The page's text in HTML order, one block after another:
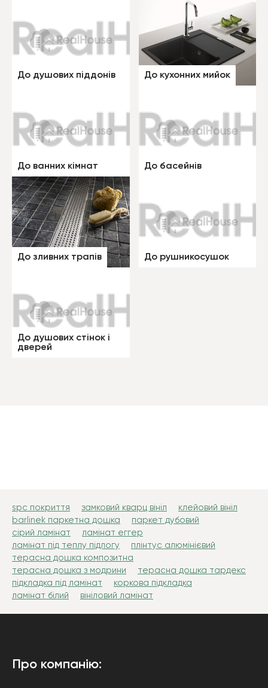
До душових піддонів До кухонних мийок
До ванних кімнат До басейнів
До зливних трапів До рушникосушок
До душових стінок і
дверей
spc покриття замковий кварц вініл
клейовий вініл
barlinek паркетна дошка
паркет дубовий
сірий ламінат
ламінат еггер
ламінат під теплу підлогу
плінтус алюмінієвий
терасна дошка композитна
терасна дошка з модрини
терасна дошка тардекс
підкладка під ламінат
коркова підкладка
ламінат білий
вініловий ламінат
Про компанію: